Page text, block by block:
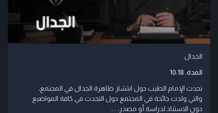
الجدال
المدة: 10:18
تحدث الإمام الطيب حول انتشار ظاهرة الجدال في المجتمع،
والتي ولدت جائحة في المجتمع حول التحدث في كافة المواضيع
دون الاستناد لدراسة أو مصدر، ....